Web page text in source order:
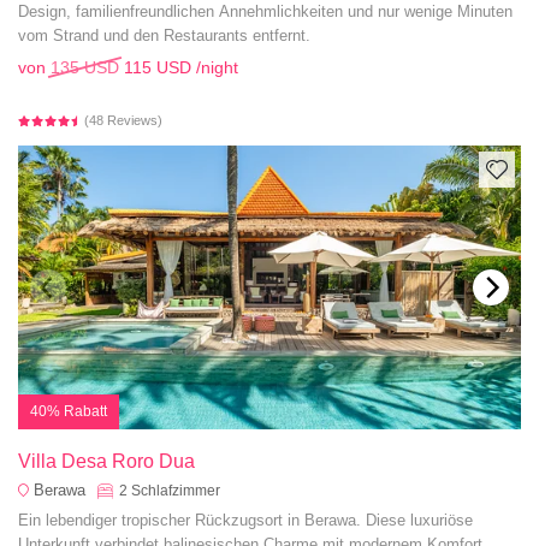
Design, familienfreundlichen Annehmlichkeiten und nur wenige Minuten
vom Strand und den Restaurants entfernt.
von 135 USD 115 USD /night
(48 Reviews)
40% Rabatt
Villa Desa Roro Dua
Berawa 2 Schlafzimmer
Ein lebendiger tropischer Rückzugsort in Berawa. Diese luxuriöse